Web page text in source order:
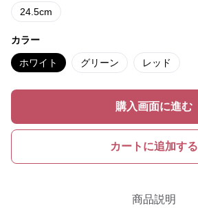
24.5cm
カラー
ホワイト グリーン レッド
購入画面に進む
カートに追加する
商品説明